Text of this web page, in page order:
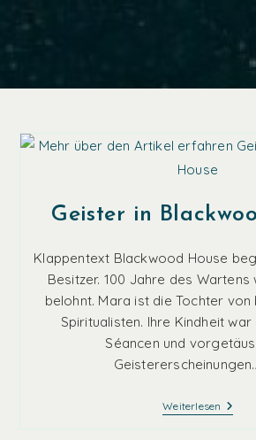
Inhalt
springen
Geister in
Klappentext Blackwood House
Besitzer. 100 Jahre des Wartens
belohnt. Mara ist die Tochter
Spiritualisten. Ihre Kindheit
Séancen und
Weiterlesen Geister
In